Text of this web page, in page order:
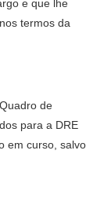
e que lhe
termos da
de
para a DRE
em curso, salvo